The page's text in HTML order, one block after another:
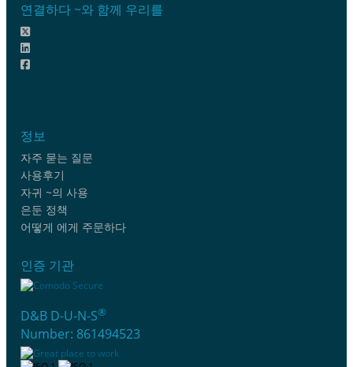
연결하다 ~와 함께 우리를
정보
자주 묻는 질문
사용후기
자귀 ~의 사용
은둔 정책
어떻게 에게 주문하다
인증 기관
D&B D-U-N-S®
Number: 861494523